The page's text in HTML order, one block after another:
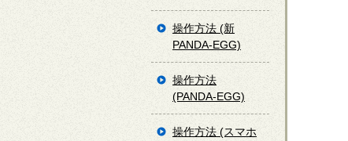
操作方法 (新
PANDA-EGG)
操作方法
(PANDA-EGG)
操作方法 (スマホ